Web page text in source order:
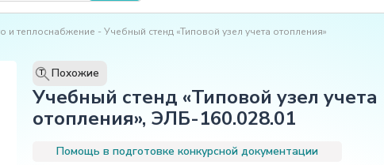
и теплоснабжение Учебный стенд «Типовой узел учета отопления»
T Похожие
Учебный стенд «Типовой узел учета
отопления», ЭЛБ-160.028.01
Помощь в подготовке конкурсной документации